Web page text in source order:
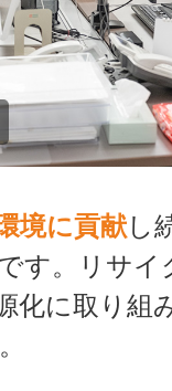
境に貢献し
す。リサイ
化に取り組